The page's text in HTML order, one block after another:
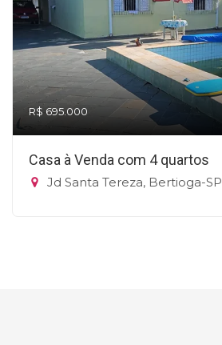
R$ 695.000
Casa à Venda com 4 quartos
Jd Santa Tereza, Bertioga-SP